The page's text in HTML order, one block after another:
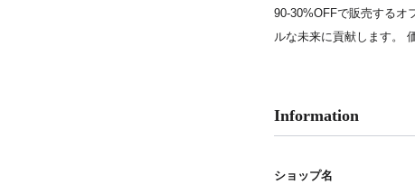
90-30%OFFで販売するオ
ルな未来に貢献します。
Information
ショップ名